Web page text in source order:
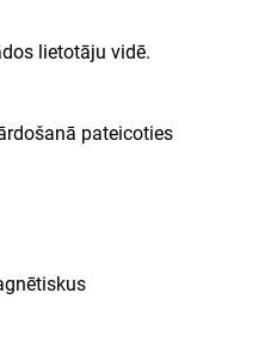
lietotāju vidē.
pateicoties